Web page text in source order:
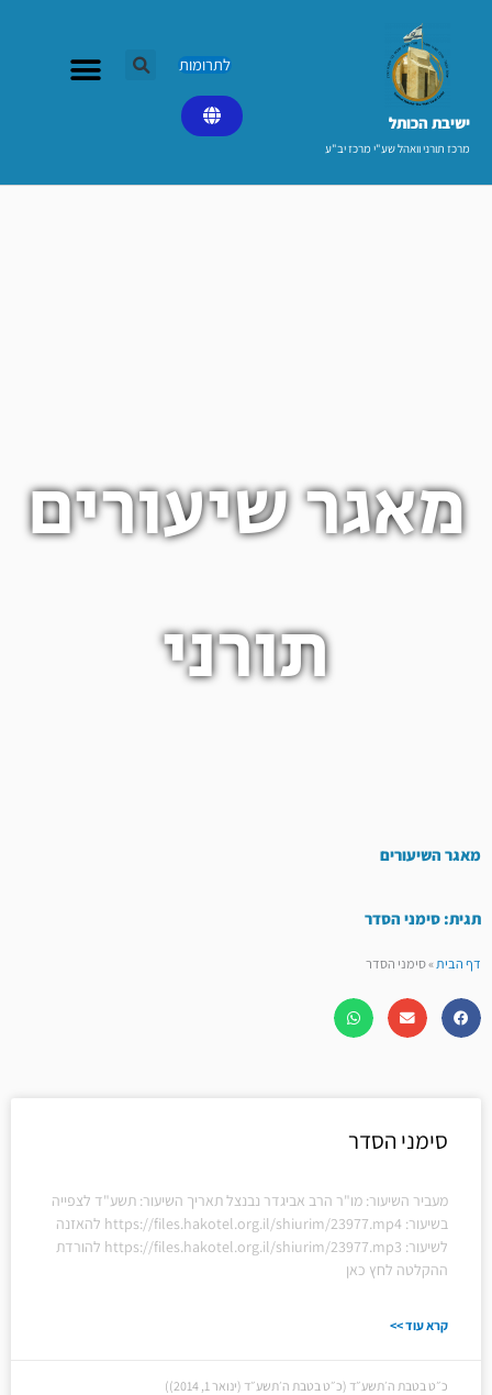
ישיבת הכותל​
מרכז תורני וואהל שע"י מרכז יב"ע
לתרומות
מאגר שיעורים
תורני
מאגר השיעורים
תגית: סימני הסדר
דף הבית»סימני הסדר
סימני הסדר
מעביר השיעור: מו"ר הרב אביגדר נבנצל תאריך השיעור: תשע"ד לצפייה
בשיעור: https://files.hakotel.org.il/shiurim/23977.mp4 להאזנה
לשיעור: https://files.hakotel.org.il/shiurim/23977.mp3 להורדת
ההקלטה לחץ כאן
קרא עוד >>
כ״ט בטבת ה׳תשע״ד (כ״ט בטבת ה׳תשע״ד (ינואר 1, 2014))